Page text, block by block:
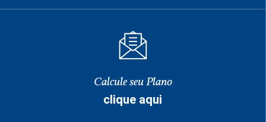
Calcule seu Plano
clique aqui